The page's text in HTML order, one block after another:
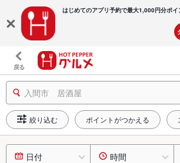
はじめてのアプリ予約で最大1,000円分ポイ
戻る
入間市 居酒屋
絞り込む ポイントがつかえる
日付 時間